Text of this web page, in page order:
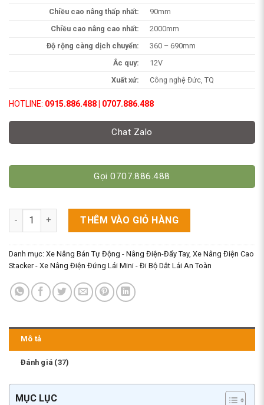
Chiều cao nâng thấp nhất:
90mm
Chiều cao nâng cao nhất:
2000mm
Độ rộng càng dịch chuyển:
360 – 690mm
Ắc quy:
12V
Xuất xứ:
Công nghệ Đức, TQ
HOTLINE: 0915.886.488 | 0707.886.488
Chat Zalo
Gọi 0707.886.488
Xe Nâng Tay Điện Cao 2m - Tải 2 Tấn số lượng
THÊM VÀO GIỎ HÀNG
Danh mục: Xe Nâng Bán Tự Động - Nâng Điện-Đẩy Tay, Xe Nâng Điện Cao
Stacker - Xe Nâng Điện Đứng Lái Mini - Đi Bộ Dắt Lái An Toàn
Mô tả
Đánh giá (37)
MỤC LỤC